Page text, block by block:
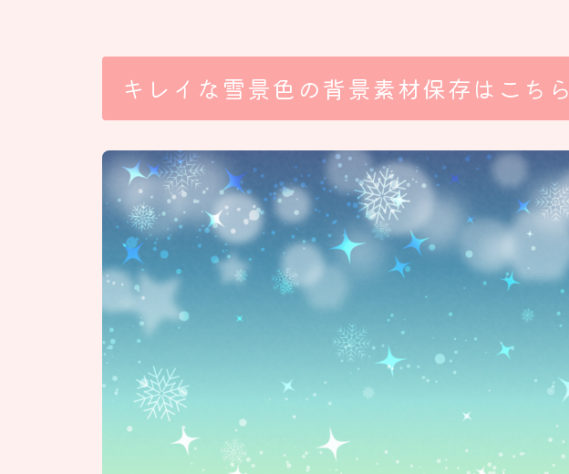
キレイな雪景色の背景素材保存はこちら